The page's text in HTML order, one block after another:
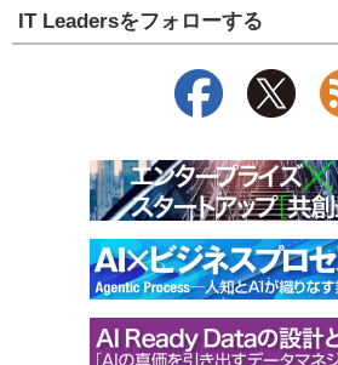
IT Leadersをフォローする